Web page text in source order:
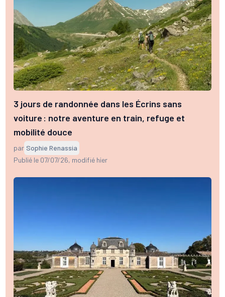
3 jours de randonnée dans les Écrins sans
voiture : notre aventure en train, refuge et
mobilité douce
par Sophie Renassia
Publié le 07/07/26, modifié hier